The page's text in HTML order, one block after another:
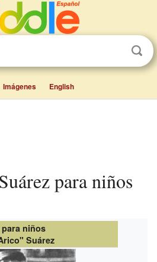
Imágenes English
para niños
para niños
Suárez